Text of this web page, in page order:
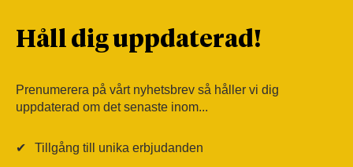
Håll dig uppdaterad!
Prenumerera på vårt nyhetsbrev så håller vi dig
uppdaterad om det senaste inom...
✔ Tillgång till unika erbjudanden